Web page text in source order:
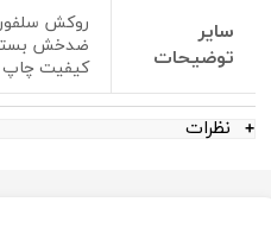
سایر
توضیحات
روکش
ضدخش
کیفیت چاپ و
نظرات